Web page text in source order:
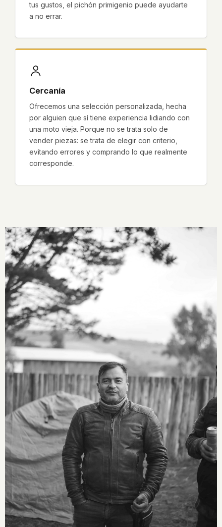
tus gustos, el pichón primigenio puede ayudarte
a no errar.
Cercanía
Ofrecemos una selección personalizada, hecha
por alguien que sí tiene experiencia lidiando con
una moto vieja. Porque no se trata solo de
vender piezas: se trata de elegir con criterio,
evitando errores y comprando lo que realmente
corresponde.